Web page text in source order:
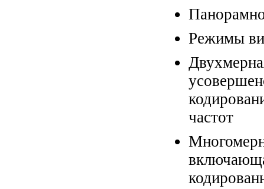
Режимы
частот